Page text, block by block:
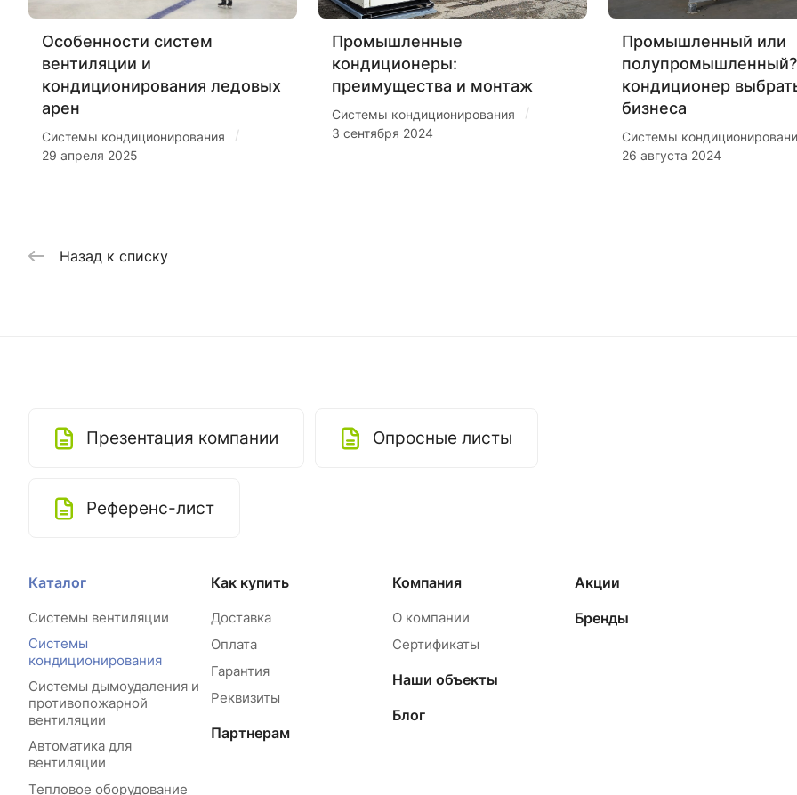
Особенности систем
вентиляции и
кондиционирования ледовых
арен
Системы кондиционирования /
29 апреля 2025
Промышленные
кондиционеры:
преимущества и монтаж
Системы кондиционирования /
3 сентября 2024
Промышленный или
кондиционер
бизнеса
Системы
26 августа 2024
Назад к списку
Презентация компании Опросные листы
Референс-лист
Каталог
Системы вентиляции
Системы
кондиционирования
Системы дымоудаления и
противопожарной
вентиляции
Автоматика для
вентиляции
Тепловое оборудование
Как купить
Доставка
Оплата
Гарантия
Реквизиты
Партнерам
Компания
О компании
Сертификаты
Наши объекты
Блог
Акции
Бренды